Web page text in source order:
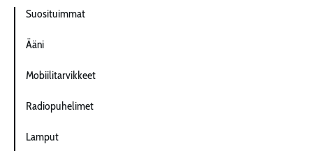
Suosituimmat
Ääni
Mobiilitarvikkeet
Radiopuhelimet
Lamput